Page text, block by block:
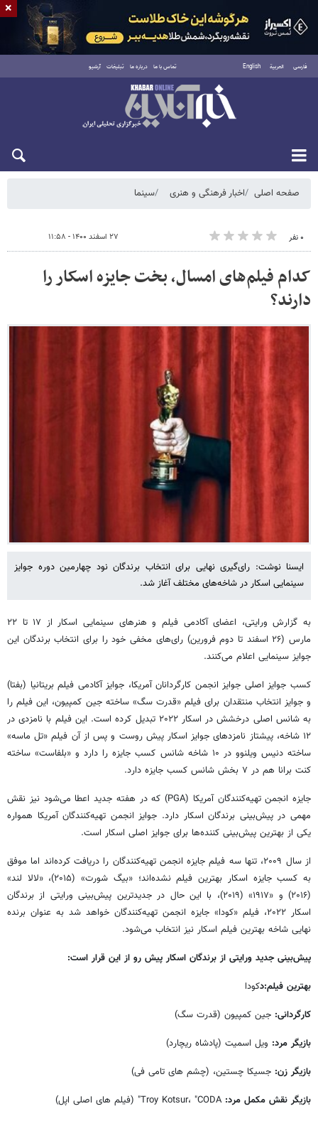
فارسی العربية English تماس با ما درباره ما تبلیغات آرشیو
جمعه ۱۶ مرداد ۱۴۰۵
صفحه اصلی اخبار فرهنگی و هنری سینما
۰ نفر ۲۷ اسفند ۱۴۰۰ - ۱۱:۵۸
کدام فیلم‌های امسال، بخت‌ جایزه اسکار را
دارند؟
ایسنا نوشت: رای‌گیری نهایی برای انتخاب برندگان نود چهارمین دوره جوایز
سینمایی اسکار در شاخه‌های مختلف آغاز شد.
به گزارش ورایتی، اعضای آکادمی فیلم و هنرهای سینمایی اسکار از ۱۷ تا ۲۲
مارس (۲۶ اسفند تا دوم فرورین) رای‌های مخفی خود را برای انتخاب برندگان این
جوایز سینمایی اعلام می‌کنند.
کسب جوایز اصلی جوایز انجمن کارگردانان آمریکا، جوایز آکادمی فیلم بریتانیا (بفتا)
و جوایز انتخاب منتقدان برای فیلم «قدرت سگ» ساخته جین کمپیون، این فیلم را
به شانس اصلی درخشش در اسکار ۲۰۲۲ تبدیل کرده است. این فیلم با نامزدی در
۱۲ شاخه، پیشتاز نامزدهای جوایز اسکار پیش روست و پس از آن فیلم «تل ماسه»
ساخته دنیس ویلنوو در ۱۰ شاخه شانس کسب جایزه را دارد و «بلفاست» ساخته
کنت برانا هم در ۷ بخش شانس کسب جایزه دارد.
جایزه انجمن تهیه‌کنندگان آمریکا (PGA) که در هفته جدید اعطا می‌شود نیز نقش
مهمی در پیش‌بینی برندگان اسکار دارد. جوایز انجمن تهیه‌کنندگان آمریکا همواره
یکی از بهترین پیش‌بینی کننده‌ها برای جوایز اصلی اسکار است.
از سال ۲۰۰۹، تنها سه فیلم جایزه انجمن تهیه‌کنندگان را دریافت کرده‌اند اما موفق
به کسب جایزه اسکار بهترین فیلم نشده‌اند؛ «بیگ شورت» (۲۰۱۵)، «لالا لند»
(۲۰۱۶) و «۱۹۱۷» (۲۰۱۹)، با این حال در جدیدترین پیش‌بینی ورایتی از برندگان
اسکار ۲۰۲۲، فیلم «کودا» جایزه انجمن تهیه‌کنندگان خواهد شد به عنوان برنده
نهایی شاخه بهترین فیلم اسکار نیز انتخاب می‌شود.
پیش‌بینی جدید ورایتی از برندگان اسکار پیش رو از این قرار است:
بهترین فیلم:دکودا
کارگردانی: جین کمپیون (قدرت سگ)
بازیگر مرد: ویل اسمیت (پادشاه ریچارد)
بازیگر زن: جسیکا چستین، (چشم های تامی فی)
بازیگر نقش مکمل مرد:Troy Kotsur، "CODA" (فیلم های اصلی اپل)
×